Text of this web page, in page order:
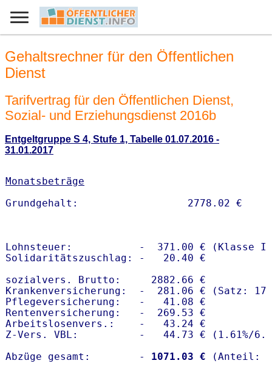
Gehaltsrechner für den Öffentlichen
Dienst
Tarifvertrag für den Öffentlichen Dienst,
Sozial- und Erziehungsdienst 2016b
Entgeltgruppe S 4, Stufe 1, Tabelle 01.07.2016 -
31.01.2017
Monatsbeträge
Lohnsteuer:           -  371.00 € (Klasse I)
Solidaritätszuschlag: -   20.40 €
sozialvers. Brutto:     2882.66 €
Krankenversicherung:  -  281.06 € (Satz:
Pflegeversicherung:   -   41.08 €
Rentenversicherung:   -  269.53 €
Arbeitslosenvers.:    -   43.24 €
Z-Vers. VBL:          -   44.73 € ( 1.61%/
Abzüge gesamt:        -
1071.03 €